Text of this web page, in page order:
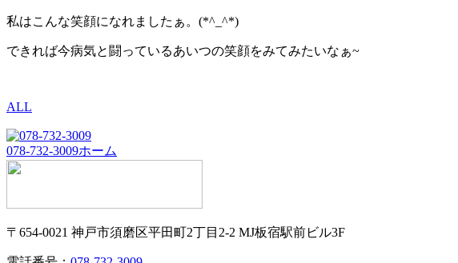
私はこんな笑顔になれましたぁ。(*^_^*)
できれば今病気と闘っているあいつの笑顔をみてみたいなぁ~
ALL
078-732-3009ホーム
〒654-0021 神戸市須磨区平田町2丁目2-2 MJ板宿駅前ビル3F